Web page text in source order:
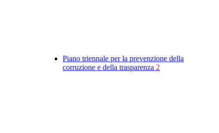
Piano triennale per la prevenzione della
corruzione e della trasparenza 2